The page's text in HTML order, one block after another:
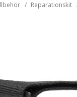
Reparationskit